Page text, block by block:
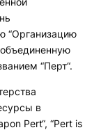
“Организацию
“Перт“.
в
Pert“, “Pert is